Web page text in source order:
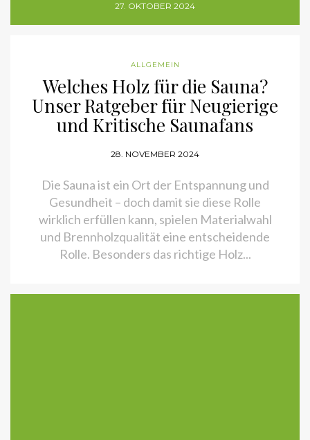
27. OKTOBER 2024
ALLGEMEIN
Welches Holz für die Sauna?
Unser Ratgeber für Neugierige
und Kritische Saunafans
28. NOVEMBER 2024
Die Sauna ist ein Ort der Entspannung und
Gesundheit – doch damit sie diese Rolle
wirklich erfüllen kann, spielen Materialwahl
und Brennholzqualität eine entscheidende
Rolle. Besonders das richtige Holz...